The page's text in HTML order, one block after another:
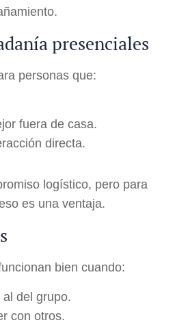
presenciales
personas que:
fuera de casa.
directa.
logístico, pero para
es una ventaja.
bien cuando:
del grupo.
con otros.